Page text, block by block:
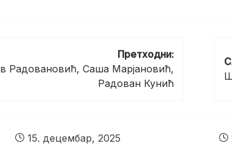
Претходни:
Саша Марјановић,
Радован Кунић
15. децембар, 2025